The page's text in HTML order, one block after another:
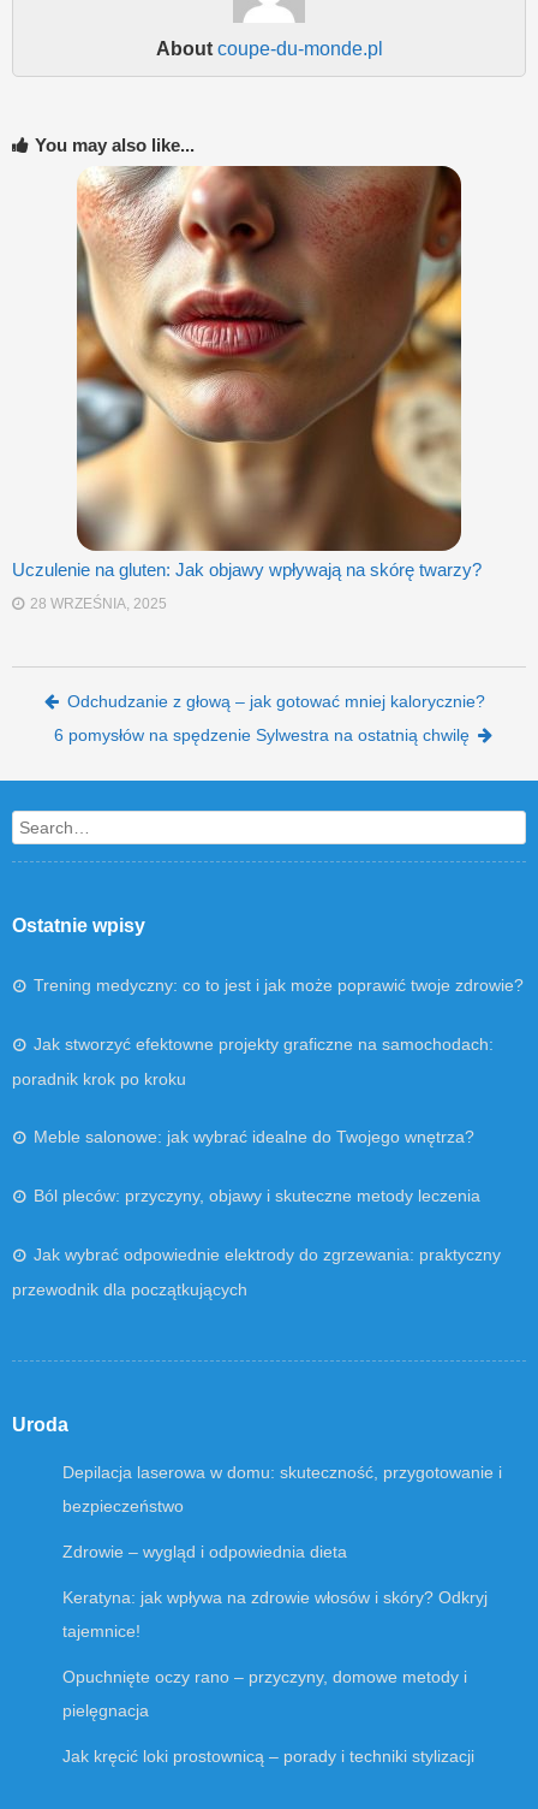
About coupe-du-monde.pl
You may also like...
Uczulenie na gluten: Jak objawy wpływają na skórę twarzy?
28 WRZEŚNIA, 2025
Post navigation
Odchudzanie z głową – jak gotować mniej kalorycznie?
6 pomysłów na spędzenie Sylwestra na ostatnią chwilę
Search
Ostatnie wpisy
Trening medyczny: co to jest i jak może poprawić twoje zdrowie?
Jak stworzyć efektowne projekty graficzne na samochodach:
poradnik krok po kroku
Meble salonowe: jak wybrać idealne do Twojego wnętrza?
Ból pleców: przyczyny, objawy i skuteczne metody leczenia
Jak wybrać odpowiednie elektrody do zgrzewania: praktyczny
przewodnik dla początkujących
Uroda
Depilacja laserowa w domu: skuteczność, przygotowanie i
bezpieczeństwo
Zdrowie – wygląd i odpowiednia dieta
Keratyna: jak wpływa na zdrowie włosów i skóry? Odkryj
tajemnice!
Opuchnięte oczy rano – przyczyny, domowe metody i
pielęgnacja
Jak kręcić loki prostownicą – porady i techniki stylizacji